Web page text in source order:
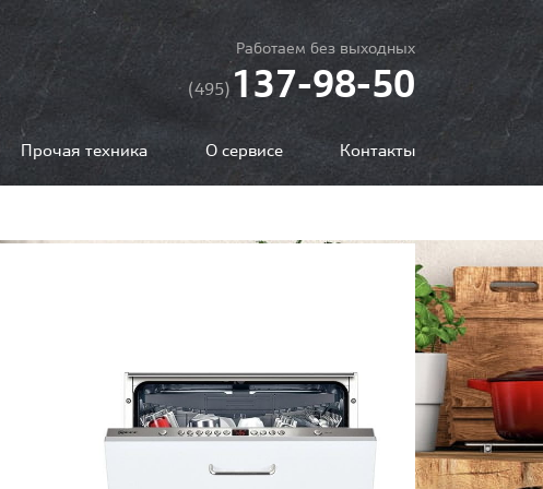
Работаем без выходных
(495)137-98-50
Прочая техника О сервисе Контакты